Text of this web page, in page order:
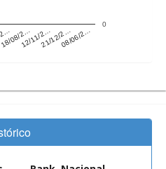
18/08/2…12/11/2…21/12/2…08/06/2…
0